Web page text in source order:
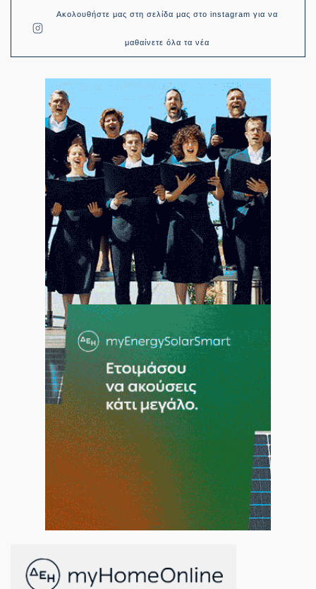
Ακολουθήστε μας στη σελίδα μας στο instagram για να
μαθαίνετε όλα τα νέα